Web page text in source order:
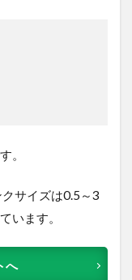
。
サイズは0.5～3
います。
へ